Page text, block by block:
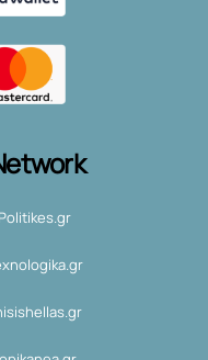
Politikes.gr